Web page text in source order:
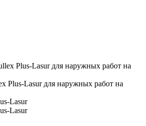
Plus-Lasur для наружных работ на
Lasur
Lasur